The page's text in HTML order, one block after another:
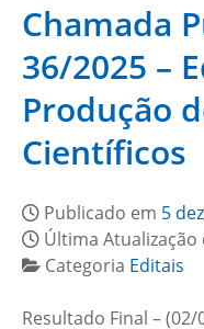
Chamada
36/2025 –
Produção
Científicos
Publicado em 5
Última Atualização
Categoria Editais
Resultado Final –